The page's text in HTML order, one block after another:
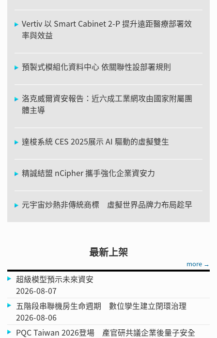
Vertiv 以 Smart Cabinet 2-P 提升遠距醫療部署效
率與效益
預製式模組化資料中心 依關聯性設部署規則
洛克威爾資安報告：近六成工業網攻由國家附屬團
體主導
達梭系統 CES 2025展示 AI 驅動的虛擬雙生
精誠結盟 nCipher 攜手強化企業資安力
元宇宙炒熱非傳統商標 虛擬世界品牌力布局趁早
最新上架
more →
超級模型預示未來資安
2026-08-07
五階段串聯機房生命週期 數位孿生建立閉環治理
2026-08-06
PQC Taiwan 2026登場 產官研共議企業後量子安全